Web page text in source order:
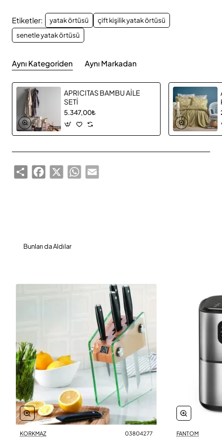
Etiketler: yatak örtüsü
çift kişilik yatak örtüsü
senetle yatak örtüsü
Aynı Kategoriden Aynı Markadan
APRICITAS BAMBU AİLE
SETİ
5.347,00₺
ShareFacebook
X WhatsApp
Email
Bunları da Aldılar
KORKMAZ 03804277 FANTOM